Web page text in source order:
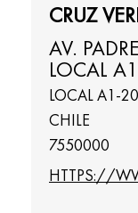
CRUZ
AV.
LOCAL
LOCAL A1-
CHILE
7550000
HTTPS://